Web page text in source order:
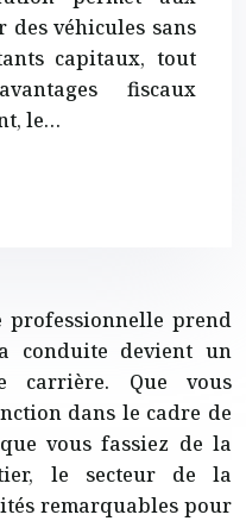
des véhicules sans
capitaux, tout
fiscaux
le…
prend
conduite devient un
carrière. Que vous
dans le cadre de
vous fassiez de la
le secteur de la
remarquables pour